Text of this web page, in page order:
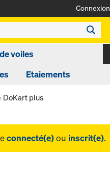
Connexion
voiles
Etaiements
DoKart plus
connecté(e)ou inscrit(e).